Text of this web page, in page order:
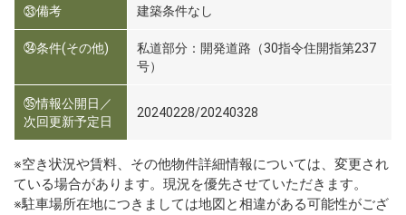
㉝備考 建築条件なし
㉞条件(その他)
私道部分：開発道路（30指令住開指第237
号）
㉟情報公開日／
次回更新予定日
20240228/20240328
※空き状況や賃料、その他物件詳細情報については、変更され
ている場合があります。現況を優先させていただきます。
※駐車場所在地につきましては地図と相違がある可能性がござ